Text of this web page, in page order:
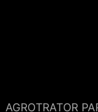
AGROTRATOR